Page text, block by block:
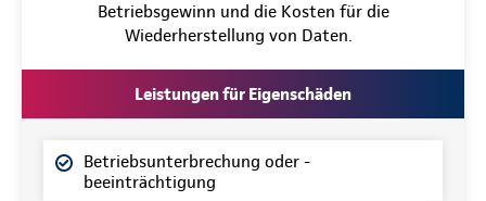
Betriebsgewinn und die Kosten für die
Wiederherstellung von Daten.
Leistungen für Eigenschäden
Betriebsunterbrechung oder -
beeinträchtigung